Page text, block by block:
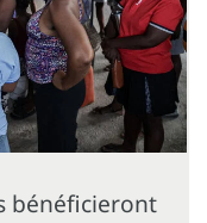
bénéficieront